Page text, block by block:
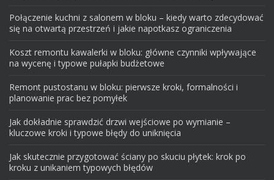
Połączenie kuchni z salonem w bloku – kiedy warto zdecydować
się na otwartą przestrzeń i jakie napotkasz ograniczenia
Koszt remontu kawalerki w bloku: główne czynniki wpływające
na wycenę i typowe pułapki budżetowe
Remont pustostanu w bloku: pierwsze kroki, formalności i
planowanie prac bez pomyłek
Jak dokładnie sprawdzić drzwi wejściowe po wymianie –
kluczowe kroki i typowe błędy do uniknięcia
Jak skutecznie przygotować ściany po skuciu płytek: krok po
kroku z unikaniem typowych błędów